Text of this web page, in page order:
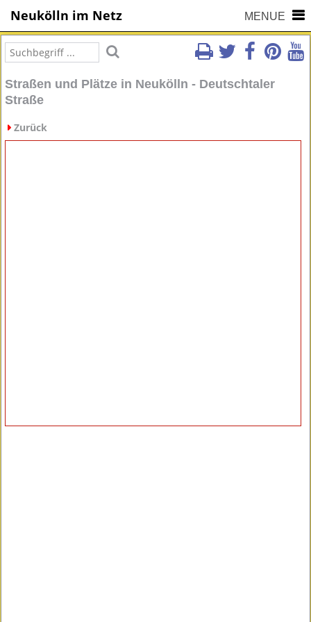
Neukölln im Netz MENUE
Straßen und Plätze in Neukölln - Deutschtaler
Straße
Zurück